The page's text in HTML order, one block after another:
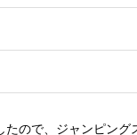
ので、ジャンピング